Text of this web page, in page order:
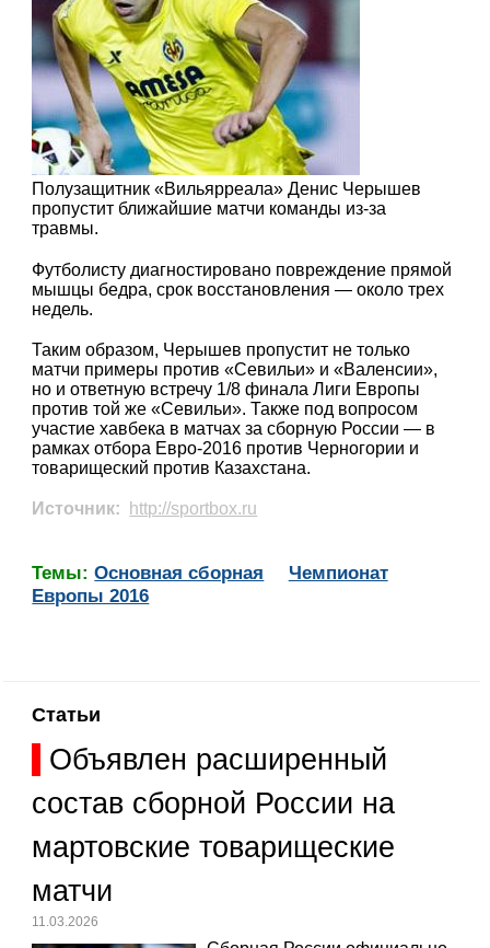
Полузащитник «Вильярреала» Денис Черышев
пропустит ближайшие матчи команды из-за
травмы.
Футболисту диагностировано повреждение прямой
мышцы бедра, срок восстановления — около трех
недель.
Таким образом, Черышев пропустит не только
матчи примеры против «Севильи» и «Валенсии»,
но и ответную встречу 1/8 финала Лиги Европы
против той же «Севильи». Также под вопросом
участие хавбека в матчах за сборную России — в
рамках отбора Евро-2016 против Черногории и
товарищеский против Казахстана.
Источник: http://sportbox.ru
Темы:Основная сборная
Чемпионат
Европы 2016
Статьи
Объявлен расширенный
состав сборной России на
мартовские товарищеские
матчи
11.03.2026